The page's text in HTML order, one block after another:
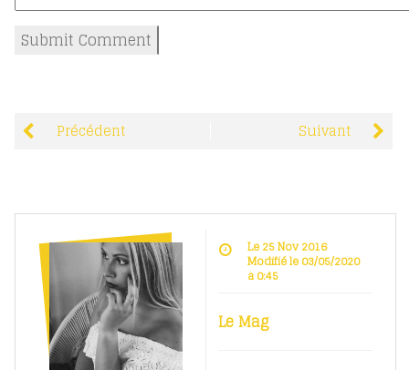
Précédent Suivant
Le 25 Nov 2016
Modifié le 03/05/2020
à 0:45
Le Mag